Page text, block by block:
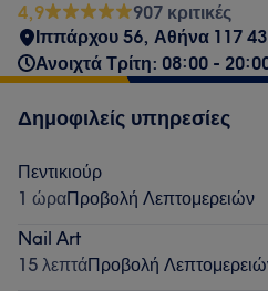
4,9
907 κριτικές
Ιππάρχου 56, Αθήνα 117
Ανοιχτά Τρίτη: 08:00 -
Δημοφιλείς υπηρεσίες
Πεντικιούρ
1 ώραΠροβολή Λεπτομερειών
Nail Art
15 λεπτάΠροβολή